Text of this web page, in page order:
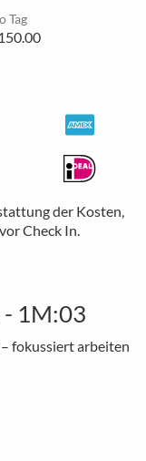
Tag
der Kosten,
Check In.
1M:03
fokussiert arbeiten